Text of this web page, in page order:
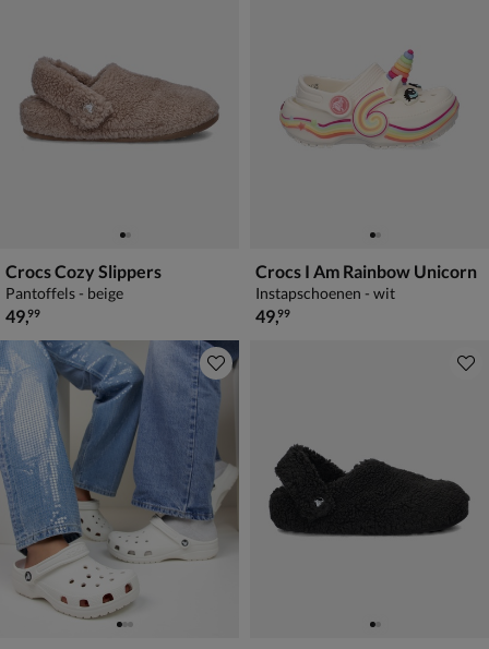
Crocs Cozy Slippers
Pantoffels - beige
€ 49,99
49,99
Crocs I Am Rainbow Unicorn
Instapschoenen - wit
€ 49,99
49,99